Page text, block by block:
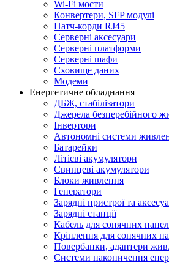
Wi-Fi мости
Конвертери, SFP модулі
Патч-корди RJ45
Серверні аксесуари
Серверні платформи
Серверні шафи
Сховище даних
Модеми
Енергетичне обладнання
ДБЖ, стабілізатори
Джерела безперебійного
Інвертори
Автономні системи
Батарейки
Літієві акумулятори
Свинцеві акумулятори
Блоки живлення
Генератори
Зарядні пристрої та
Зарядні станції
Кабель для сонячних
Кріплення для сонячних
Повербанки, адаптери
Системи накопичення